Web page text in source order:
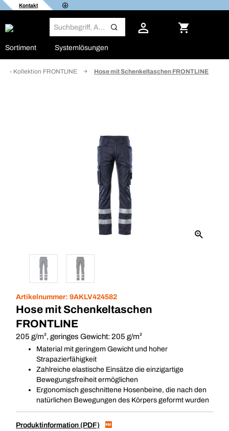
Kontakt
Sortiment Systemlösungen
- Kollektion FRONTLINE Hose mit Schenkeltaschen FRONTLINE
Artikelnummer: 9AKLV424582
Hose mit Schenkeltaschen
FRONTLINE
205 g/m², geringes Gewicht: 205 g/m²
Material mit geringem Gewicht und hoher
Strapazierfähigkeit
Zahlreiche elastische Einsätze die einzigartige
Bewegungsfreiheit ermöglichen
Ergonomisch geschnittene Hosenbeine, die nach den
natürlichen Bewegungen des Körpers geformt wurden
Produktinformation (PDF)